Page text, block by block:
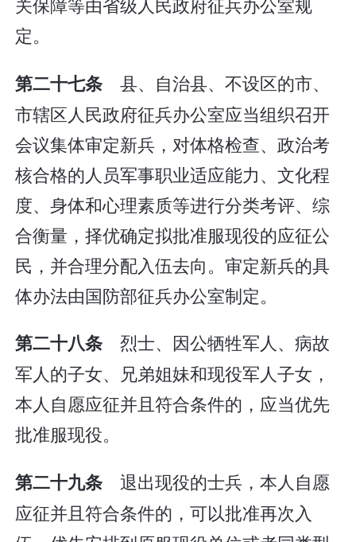
定。
第二十七条 县、自治县、不设区的市、
市辖区人民政府征兵办公室应当组织召开
会议集体审定新兵，对体格检查、政治考
核合格的人员军事职业适应能力、文化程
度、身体和心理素质等进行分类考评、综
合衡量，择优确定拟批准服现役的应征公
民，并合理分配入伍去向。审定新兵的具
体办法由国防部征兵办公室制定。
第二十八条 烈士、因公牺牲军人、病故
军人的子女、兄弟姐妹和现役军人子女，
本人自愿应征并且符合条件的，应当优先
批准服现役。
第二十九条 退出现役的士兵，本人自愿
应征并且符合条件的，可以批准再次入